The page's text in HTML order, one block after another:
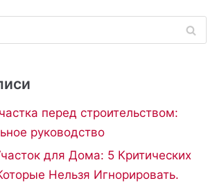
перед строительством:
руководство
для Дома: 5 Критических
Нельзя Игнорировать.